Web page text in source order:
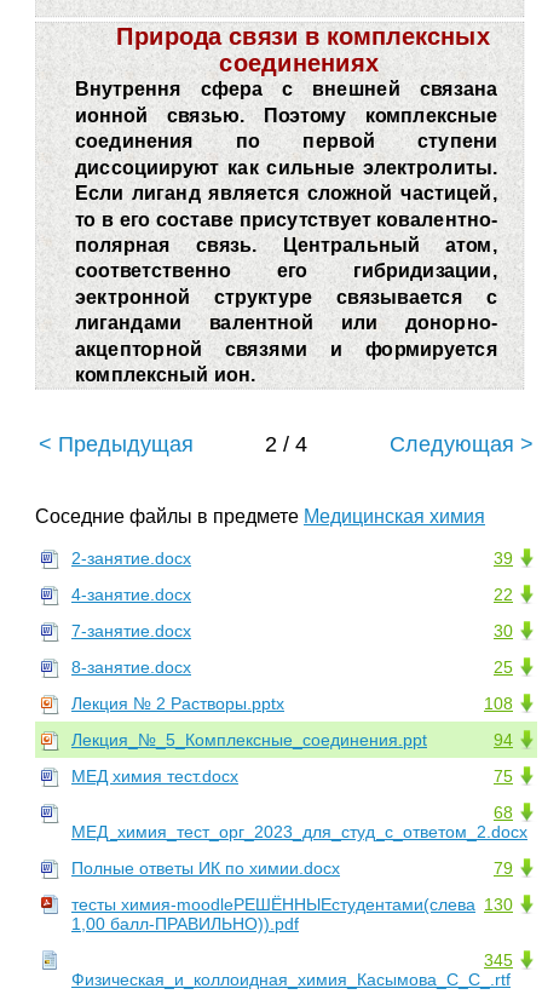
Природа связи в комплексных
соединениях
Внутрення сфера с внешней связана
ионной связью. Поэтому комплексные
соединения по первой ступени
диссоциируют как сильные электролиты.
Если лиганд является сложной частицей,
то в его составе присутствует ковалентно-
полярная связь. Центральный атом,
соответственно его гибридизации,
эектронной структуре связывается с
лигандами валентной или донорно-
акцепторной связями и формируется
комплексный ион.
< Предыдущая 2 / 4 Следующая >
Соседние файлы в предмете Медицинская химия
39
2-занятие.docx
22
4-занятие.docx
30
7-занятие.docx
25
8-занятие.docx
108
Лекция № 2 Растворы.pptx
94
Лекция_№_5_Комплексные_соединения.ppt
75
МЕД химия тест.docx
68
МЕД_химия_тест_орг_2023_для_студ_с_ответом_2.docx
79
Полные ответы ИК по химии.docx
130
тесты химия-moodleРЕШЁННЫЕстудентами(слева
1,00 балл-ПРАВИЛЬНО)).pdf
345
Физическая_и_коллоидная_химия_Касымова_С_С_.rtf